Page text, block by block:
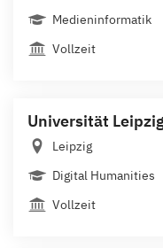
Medieninformatik
Vollzeit
Universität
Leipzig
Digital Humanities
Vollzeit